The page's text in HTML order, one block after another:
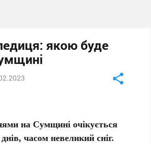
якою буде
на Сумщині очікується
часом невеликий сніг.